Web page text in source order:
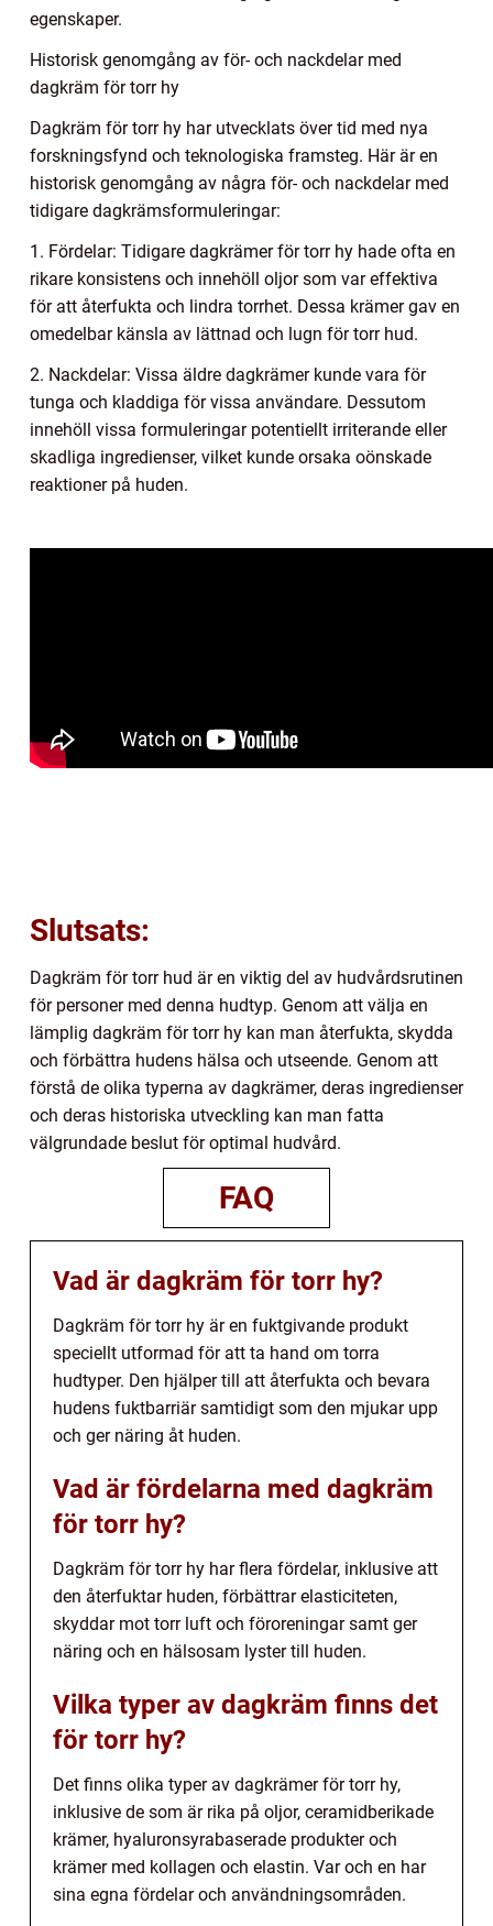
egenskaper.
Historisk genomgång av för- och nackdelar med
dagkräm för torr hy
Dagkräm för torr hy har utvecklats över tid med nya
forskningsfynd och teknologiska framsteg. Här är en
historisk genomgång av några för- och nackdelar med
tidigare dagkrämsformuleringar:
1. Fördelar: Tidigare dagkrämer för torr hy hade ofta en
rikare konsistens och innehöll oljor som var effektiva
för att återfukta och lindra torrhet. Dessa krämer gav en
omedelbar känsla av lättnad och lugn för torr hud.
2. Nackdelar: Vissa äldre dagkrämer kunde vara för
tunga och kladdiga för vissa användare. Dessutom
innehöll vissa formuleringar potentiellt irriterande eller
skadliga ingredienser, vilket kunde orsaka oönskade
reaktioner på huden.
Slutsats:
Dagkräm för torr hud är en viktig del av hudvårdsrutinen
för personer med denna hudtyp. Genom att välja en
lämplig dagkräm för torr hy kan man återfukta, skydda
och förbättra hudens hälsa och utseende. Genom att
förstå de olika typerna av dagkrämer, deras ingredienser
och deras historiska utveckling kan man fatta
välgrundade beslut för optimal hudvård.
FAQ
Vad är dagkräm för torr hy?
Dagkräm för torr hy är en fuktgivande produkt
speciellt utformad för att ta hand om torra
hudtyper. Den hjälper till att återfukta och bevara
hudens fuktbarriär samtidigt som den mjukar upp
och ger näring åt huden.
Vad är fördelarna med dagkräm
för torr hy?
Dagkräm för torr hy har flera fördelar, inklusive att
den återfuktar huden, förbättrar elasticiteten,
skyddar mot torr luft och föroreningar samt ger
näring och en hälsosam lyster till huden.
Vilka typer av dagkräm finns det
för torr hy?
Det finns olika typer av dagkrämer för torr hy,
inklusive de som är rika på oljor, ceramidberikade
krämer, hyaluronsyrabaserade produkter och
krämer med kollagen och elastin. Var och en har
sina egna fördelar och användningsområden.